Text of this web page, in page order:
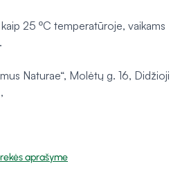
25 ºC temperatūroje, vaikams
Naturae“, Molėtų g. 16, Didžioji
aprašyme